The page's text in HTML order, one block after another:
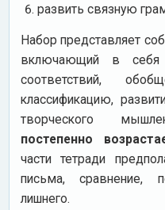
развить связную
Набор представляет
включающий в себя
соответствий,
классификацию,
творческого
постепенно
части тетради
письма, сравнение,
лишнего.